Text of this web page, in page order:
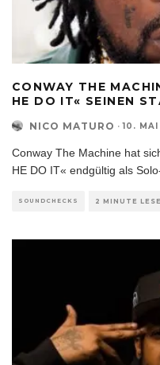
CONWAY THE
HE DO IT« SEINEN
NICO MATURO · 10.
Conway The Machine hat
HE DO IT« endgültig als
SOUNDCHECKS 2 MINUTE